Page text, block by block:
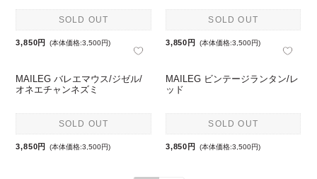
ウトネズミ